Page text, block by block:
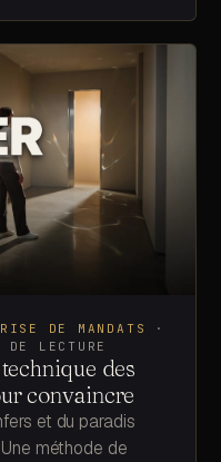
DE MANDATS
·
LECTURE
des
convaincre
et du paradis
méthode de